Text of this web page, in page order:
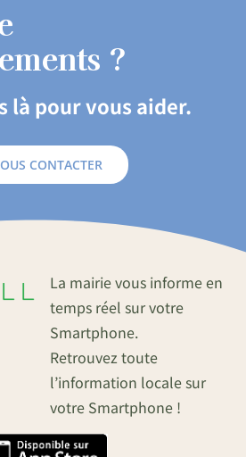
?
là pour vous aider.
CONTACTER
La mairie vous informe en
temps réel sur votre
Smartphone.
Retrouvez toute
l’information locale sur
votre Smartphone !